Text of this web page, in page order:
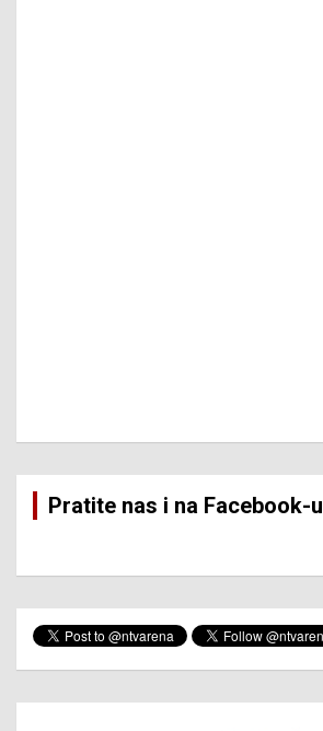
Pratite nas i na Facebook-u